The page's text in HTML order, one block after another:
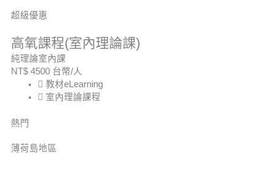
超級優惠
高氧課程(室內理論課)
純理論室內課
NT$ 4500 台幣/人
教材eLearning
室內理論課程
熱門
薄荷島地區